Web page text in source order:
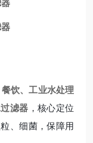
饮、工业水处理
滤器 ，核心定位
、细菌，保障用